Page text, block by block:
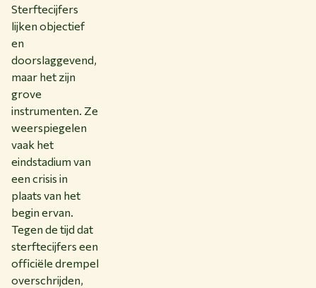
Sterftecijfers
lijken objectief
en
doorslaggevend,
maar het zijn
grove
instrumenten. Ze
weerspiegelen
vaak het
eindstadium van
een crisis in
plaats van het
begin ervan.
Tegen de tijd dat
sterftecijfers een
officiële drempel
overschrijden,